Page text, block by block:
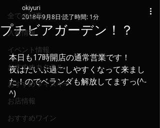
全ての記事
入荷情報
イベント情報
おすすめカクテル
おすすめウィスキー
お店情報
おすすめワイン
プチビアガーデン！？
okiyuri
2018年9月8日 読了時間: 1分
本日も17時開店の通常営業です！
夜はだいぶ過ごしやすくなって来まし
た！のでベランダも解放してますっ(^-
^)